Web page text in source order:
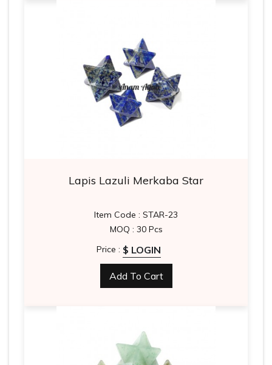
Lapis Lazuli Merkaba Star
Item Code : STAR-23
MOQ : 30 Pcs
Price : $ LOGIN
Add To Cart